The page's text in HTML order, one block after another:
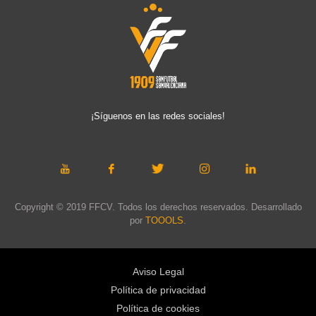
¡Síguenos en las redes sociales!
Copyright © 2019 FFCV. Todos los derechos reservados. Desarrollado
por TOOOLS
Aviso Legal
Política de privacidad
Política de cookies